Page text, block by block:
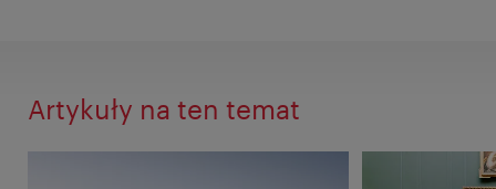
Artykuły na ten temat